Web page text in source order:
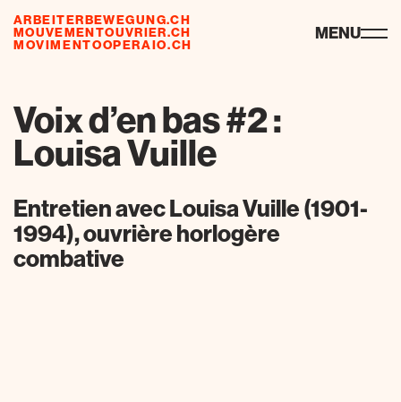
ARBEITERBEWEGUNG.CH
MOUVEMENTOUVRIER.CH
MOVIMENTOOPERAIO.CH
ressources MENU
Voix d’en bas #2 :
Louisa Vuille
Entretien avec Louisa Vuille (1901-
1994), ouvrière horlogère
combative